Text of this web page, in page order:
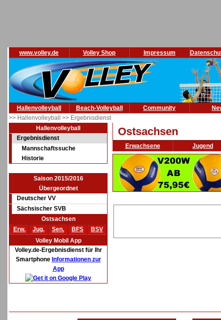
www.volley.de Volley Shop Impressum
Hallenvolleyball Beach-Volleyball Community
>> Hallenvolleyball >> Ergebnisdienst
Hallenvolleyball
Ergebnisdienst
Mannschaftssuche
Historie
Saison 2015/2016
Übergeordnet
Deutscher VV
Sächsischer SVB
Ostsachsen
Erw.
Jug. Sen. BFS
BSV
Volley Mobil App
Volley.de-Ergebnisdienst für Ihr
Smartphone Informationen zur
App
Ostsachsen
Erwachsene Jugend